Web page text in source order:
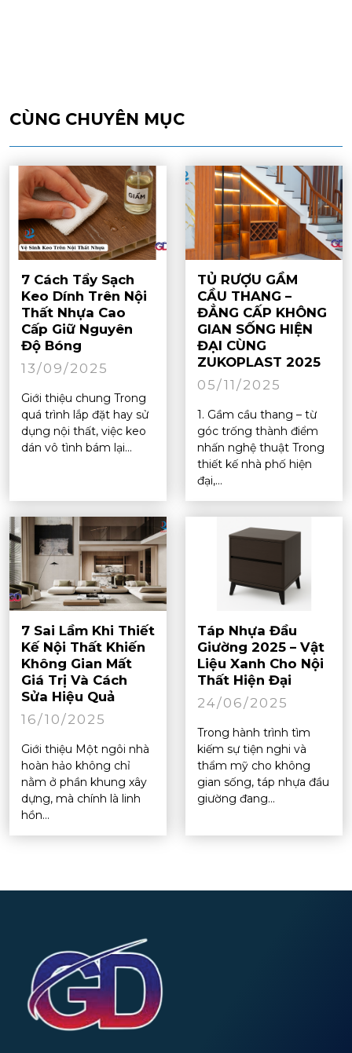
CÙNG CHUYÊN MỤC
7 Cách Tẩy Sạch
Keo Dính Trên Nội
Thất Nhựa Cao
Cấp Giữ Nguyên
Độ Bóng
13/09/2025
Giới thiệu chung Trong
quá trình lắp đặt hay sử
dụng nội thất, việc keo
dán vô tình bám lại...
TỦ RƯỢU GẦM
CẦU THANG –
ĐẲNG CẤP KHÔNG
GIAN SỐNG HIỆN
ĐẠI CÙNG
ZUKOPLAST 2025
05/11/2025
1. Gầm cầu thang – từ
góc trống thành điểm
nhấn nghệ thuật Trong
thiết kế nhà phố hiện
đại,...
7 Sai Lầm Khi Thiết
Kế Nội Thất Khiến
Không Gian Mất
Giá Trị Và Cách
Sửa Hiệu Quả
16/10/2025
Giới thiệu Một ngôi nhà
hoàn hảo không chỉ
nằm ở phần khung xây
dựng, mà chính là linh
hồn...
Táp Nhựa Đầu
Giường 2025 – Vật
Liệu Xanh Cho Nội
Thất Hiện Đại
24/06/2025
Trong hành trình tìm
kiếm sự tiện nghi và
thẩm mỹ cho không
gian sống, táp nhựa đầu
giường đang...